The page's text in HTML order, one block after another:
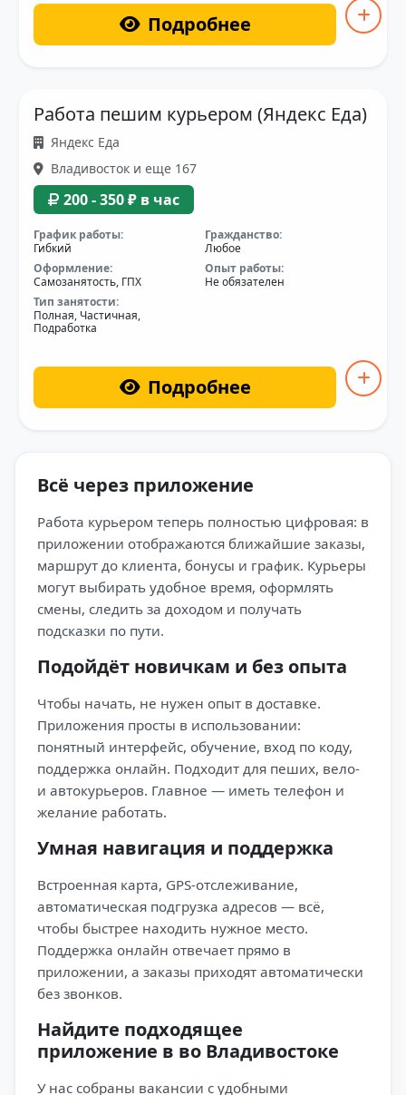
Подробнее
Работа пешим курьером (Яндекс Еда)
Яндекс Еда
Владивосток и еще 167
200 - 350 ₽ в час
График работы:
Гибкий
Гражданство:
Любое
Оформление:
Самозанятость, ГПХ
Опыт работы:
Не обязателен
Тип занятости:
Полная, Частичная,
Подработка
Подробнее
Всё через приложение
Работа курьером теперь полностью цифровая: в
приложении отображаются ближайшие заказы,
маршрут до клиента, бонусы и график. Курьеры
могут выбирать удобное время, оформлять
смены, следить за доходом и получать
подсказки по пути.
Подойдёт новичкам и без опыта
Чтобы начать, не нужен опыт в доставке.
Приложения просты в использовании:
понятный интерфейс, обучение, вход по коду,
поддержка онлайн. Подходит для пеших, вело-
и автокурьеров. Главное — иметь телефон и
желание работать.
Умная навигация и поддержка
Встроенная карта, GPS-отслеживание,
автоматическая подгрузка адресов — всё,
чтобы быстрее находить нужное место.
Поддержка онлайн отвечает прямо в
приложении, а заказы приходят автоматически
без звонков.
Найдите подходящее
приложение в во Владивостоке
У нас собраны вакансии с удобными